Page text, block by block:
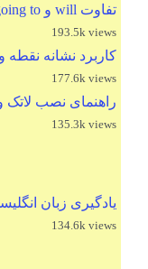
تفاوت will و be going to در زبان انگلیسی
193.5k views
کاربرد نشانه نقطه
177.6k views
راهنمای نصب
135.3k views
یادگیری زبان
134.6k views